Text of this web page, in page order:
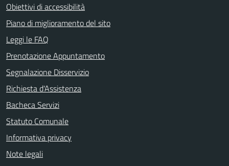
Obiettivi di accessibilità
Piano di miglioramento del sito
Leggi le FAQ
Prenotazione Appuntamento
Segnalazione Disservizio
Richiesta d'Assistenza
Bacheca Servizi
Statuto Comunale
Informativa privacy
Note legali